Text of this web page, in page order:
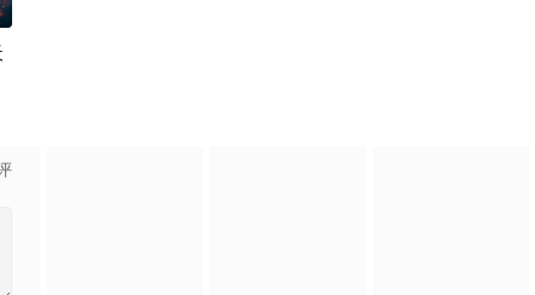
雅山脉寻找着天堂谷——
，遭遇了一群可爱的小动物森巴、小帅、静静等，欧野父子克服重重困